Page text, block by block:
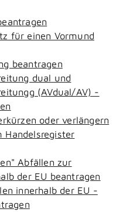
für einen Vormund
beantragen
dual und
(AVdual/AV) -
oder verlängern
Handelsregister
Abfällen zur
der EU beantragen
innerhalb der EU -